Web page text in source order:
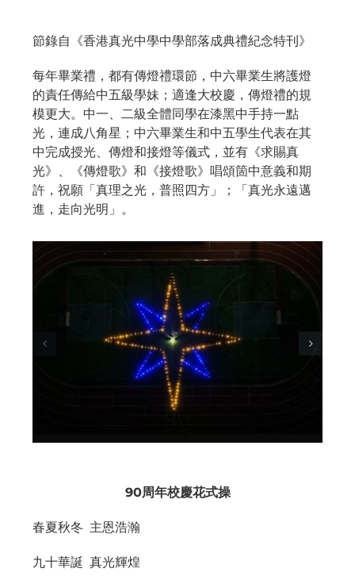
節錄自《香港真光中學中學部落成典禮紀念特刊》
每年畢業禮，都有傳燈禮環節，中六畢業生將護燈
的責任傳給中五級學妹；適逢大校慶，傳燈禮的規
模更大。中一、二級全體同學在漆黑中手持一點
光，連成八角星；中六畢業生和中五學生代表在其
中完成授光、傳燈和接燈等儀式，並有《求賜真
光》、《傳燈歌》和《接燈歌》唱頌箇中意義和期
許，祝願「真理之光，普照四方」；「真光永遠邁
進，走向光明」。
90周年校慶花式操
春夏秋冬 主恩浩瀚
九十華誕 真光輝煌